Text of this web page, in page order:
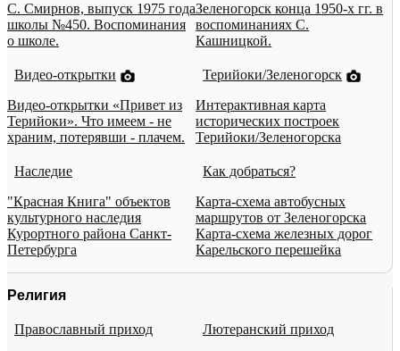
С. Смирнов, выпуск 1975 года
школы №450. Воспоминания
о школе.
Зеленогорск конца 1950-х гг. в
воспоминаниях С.
Кашницкой.
Видео-открытки
Видео-открытки «Привет из
Терийоки». Что имеем - не
храним, потерявши - плачем.
Терийоки/Зеленогорск
Интерактивная карта
исторических построек
Терийоки/Зеленогорска
Наследие
"Красная Книга" объектов
культурного наследия
Курортного района Санкт-
Петербурга
Как добраться?
Карта-схема автобусных
маршрутов от Зеленогорска
Карта-схема железных дорог
Карельского перешейка
Религия
Православный приход
Лютеранский приход